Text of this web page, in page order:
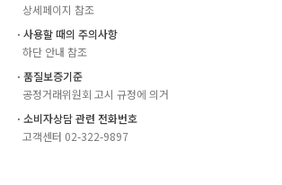
상세페이지 참조
ㆍ사용할 때의 주의사항
하단 안내 참조
ㆍ품질보증기준
공정거래위원회 고시 규정에 의거
ㆍ소비자상담 관련 전화번호
고객센터 02-322-9897